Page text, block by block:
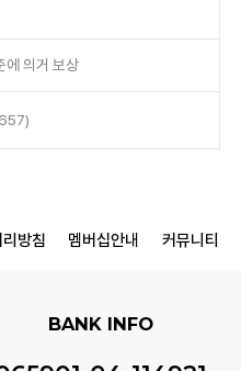
에 의거 보상
방침 멤버십안내 커뮤니티
BANK INFO